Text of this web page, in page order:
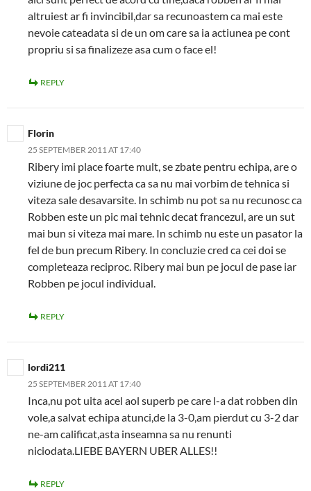
altruiest ar fi invincibil,dar sa recunoastem ca mai este
nevoie cateadata si de un om care sa ia actiunea pe cont
propriu si sa finalizeze asa cum o face el!
REPLY
Florin
25 SEPTEMBER 2011 AT 17:40
Ribery imi place foarte mult, se zbate pentru echipa, are o
viziune de joc perfecta ca sa nu mai vorbim de tehnica si
viteza sale desavarsite. In schimb nu pot sa nu recunosc ca
Robben este un pic mai tehnic decat francezul, are un sut
mai bun si viteza mai mare. In schimb nu este un pasator la
fel de bun precum Ribery. In concluzie cred ca cei doi se
completeaza reciproc. Ribery mai bun pe jocul de pase iar
Robben pe jocul individual.
REPLY
lordi211
25 SEPTEMBER 2011 AT 17:40
Inca,nu pot uita acel aol superb pe care l-a dat robben din
vole,a salvat echipa atunci,de la 3-0,am pierdut cu 3-2 dar
ne-am calificat,asta inseamna sa nu renunti
niciodata.LIEBE BAYERN UBER ALLES!!
REPLY